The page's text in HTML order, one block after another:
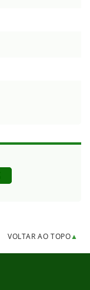
VOLTAR AO TOPO▲